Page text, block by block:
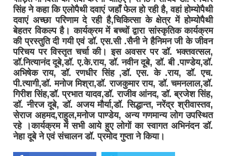
सिंह ने कहा कि एलोपैथी दवाएं जहाँ फेल हो रही है, वहां होम्योपैथी
दवाएं अच्छा परिणाम दे रही है,चिकित्सा के क्षेत्र में होम्योपैथी
बेहतर विकल्प है। कार्यक्रम में बच्चों द्वारा सांस्कृतिक कार्यक्रम
की प्रस्तुति दी गयी एवं डॉ. एस.सी .सैनी ने हैनिमन जी के जीवन
परिचय पर विस्तृत चर्चा की। इस अवसर पर डॉ. भक्तवत्सल,
डॉ.नित्यानंद दूबे,डॉ. ए.के.राय, डॉ. नवीन दूबे, डॉ. बी .पाण्डेय,डॉ.
अभिषेक राय, डॉ. रणधीर सिंह ,डॉ. एस. के .राय, डॉ. एच.
पी.त्यागी,डॉ. मनोज मिश्रा,डॉ. राजकुमार राय, डॉ. चमनलाल,डॉ.
गिरीश सिंह,डॉ. प्रभात यादव,डॉ. राजीव आंनद, डॉ. ब्रजेश सिंह,
डॉ. नीरज दूबे, डॉ. अजय मौर्या,डॉ. सिद्धान्त, नरेंद्र श्रीवास्तव,
सेराज अहमद,राहुल,मनोज पाण्डेय, अन्य गणमान्य लोग उपस्थित
रहे ।कार्यक्रम में सभी आये हुए लोगों का स्वागत अभिनंदन डॉ.
नेहा दूबे ने एवं संचालन डॉ. प्रमोद गुप्ता ने किया।